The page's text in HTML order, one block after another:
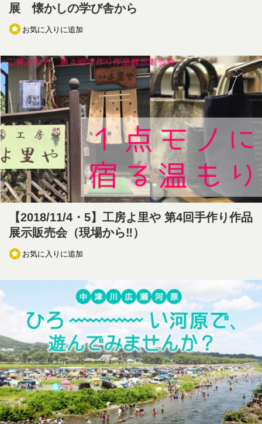
展 懐かしの学び舎から
お気に入りに追加
【2018/11/4・5】工房よ里や 第4回手作り作品
展示販売会（現場から‼）
お気に入りに追加